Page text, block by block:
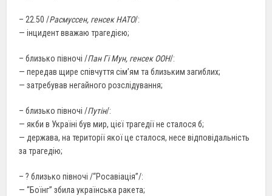
– 22.50 /Расмуссен, генсек НАТО/:
— інцидент вважаю трагедією;
– близько півночі /Пан Гі Мун, генсек ООН/:
— передав щире співчуття сім’ям та близьким загиблих;
— затребував негайного розслідування;
– близько півночі /Путін/:
— якби в Україні був мир, цієї трагедії не сталося б;
— держава, на території якої це сталося, несе відповідальність
за трагедію;
– ? близько півночі /“Росавіація”/:
— “Боїнг” збила українська ракета;